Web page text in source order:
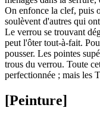
On enfonce la clef, puis
soulèvent d'autres qui
Le verrou se trouvant
peut l'ôter tout-à-fait.
pousser. Les pointes
trous du verrou. Toute
perfectionnée ; mais les
[Peinture]